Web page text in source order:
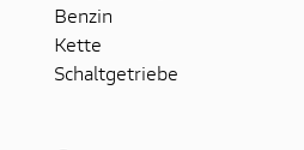
Benzin
Kette
Schaltgetriebe